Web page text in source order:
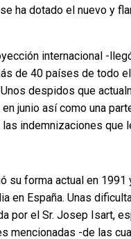
ha dotado el nuevo y
internacional -
de 40 países de todo
despidos que
junio así como una
indemnizaciones que
su forma actual en
en España. Unas
por el Sr. Josep Isart,
mencionadas -de las